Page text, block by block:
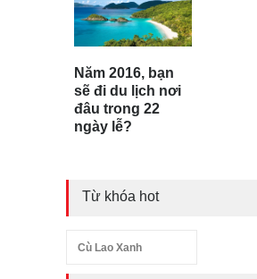
Năm 2016, bạn
sẽ đi du lịch nơi
đâu trong 22
ngày lễ?
Từ khóa hot
Cù Lao Xanh